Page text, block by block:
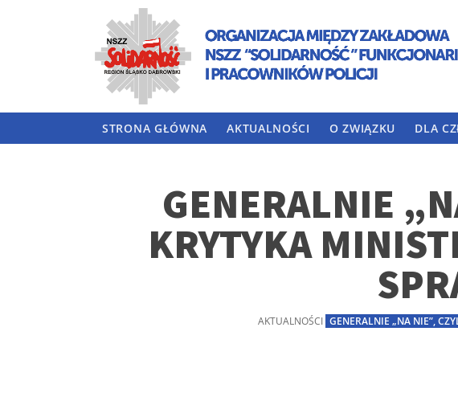
STRONA GŁÓWNA AKTUALNOŚCI O ZWIĄZKU DLA
GENERALNIE
KRYTYKA
AKTUALNOŚCI GENERALNIE „NA NIE”,